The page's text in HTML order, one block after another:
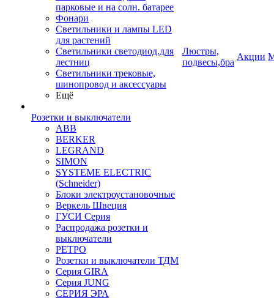
парковые и на солн. батарее
Фонари
Светильники и лампы LED
для растений
Светильники светодиод.для
лестниц
Светильники трековые,
шинопровод и аксессуары
Ещё
Розетки и выключатели
ABB
BERKER
LEGRAND
SIMON
SYSTEME ELECTRIC
(Schneider)
Блоки электроустановочные
Веркель Швеция
ГУСИ Серия
Распродажа розетки и
выключатели
РЕТРО
Розетки и выключатели ТДМ
Серия GIRA
Серия JUNG
СЕРИЯ ЭРА
Люстры,
подвесы,бра
Акции